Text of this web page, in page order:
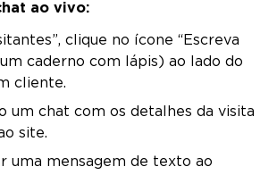
ao vivo:
clique no ícone “Escreva
caderno com lápis) ao lado do
cliente.
um chat com os detalhes da visita
site.
uma mensagem de texto ao